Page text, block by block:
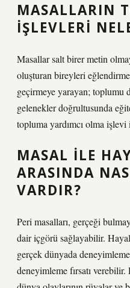
MASALLARIN
IŞLEVLERI
Masallar salt birer metin
oluşturan bireyleri
geçirmeye yarayan; toplumu
gelenekler doğrultusunda
topluma yardımcı olma
MASAL ILE
ARASINDA
VARDIR?
Peri masalları, gerçeği
dair içgörü sağlayabilir.
gerçek dünyada
deneyimleme fırsatı verebilir.